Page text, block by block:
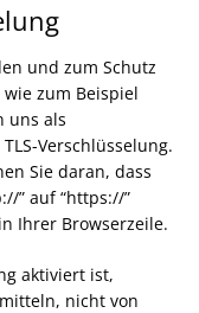
und zum Schutz
zum Beispiel
uns als
Verschlüsselung.
Sie daran, dass
” auf “https://”
Ihrer Browserzeile.
aktiviert ist,
nicht von